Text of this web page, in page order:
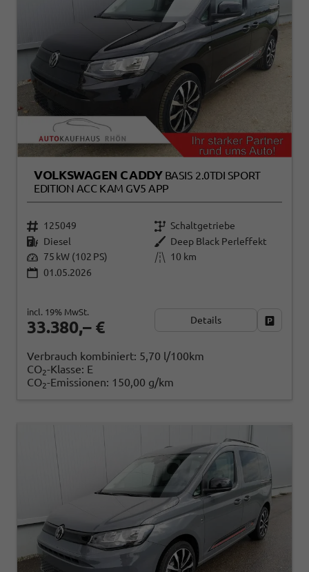
VOLKSWAGEN CADDY BASIS 2.0TDI SPORT
EDITION ACC KAM GV5 APP
125049
Schaltgetriebe
Diesel
Deep Black Perleffekt
75 kW (102 PS)
10 km
01.05.2026
33.380,– €
incl. 19% MwSt.
Details
Verbrauch kombiniert: 5,70 l/100km
CO2-Klasse: E
CO2-Emissionen: 150,00 g/km